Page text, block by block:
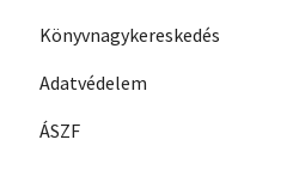
Könyvnagykereskedés
Adatvédelem
ÁSZF